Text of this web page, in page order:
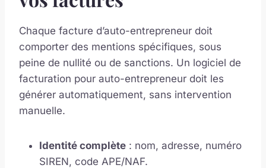
Chaque facture d’auto-entrepreneur doit
comporter des mentions spécifiques, sous
peine de nullité ou de sanctions. Un logiciel de
facturation pour auto-entrepreneur doit les
générer automatiquement, sans intervention
manuelle.
Identité complète : nom, adresse, numéro
SIREN, code APE/NAF.